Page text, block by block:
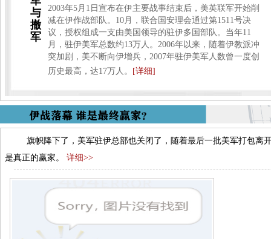
与
撤
军
2003年5月1日宣布在伊主要战事结束后，美英联军开始削
减在伊作战部队。10月，联合国安理会通过第1511号决
议，授权组成一支由美国领导的驻伊多国部队。当年11
月，驻伊美军总数约13万人。2006年以来，随着伊教派冲
突加剧，美不断向伊增兵，2007年驻伊美军人数曾一度创
历史最高，达17万人。 [详细]
旗帜降下了，美军驻伊总部也关闭了，随着最后一批美军打包离
是真正的赢家。
详细>>